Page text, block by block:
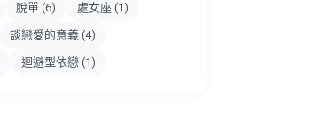
脫單 (6) 處女座 (1)
談戀愛的意義 (4)
迴避型依戀 (1)